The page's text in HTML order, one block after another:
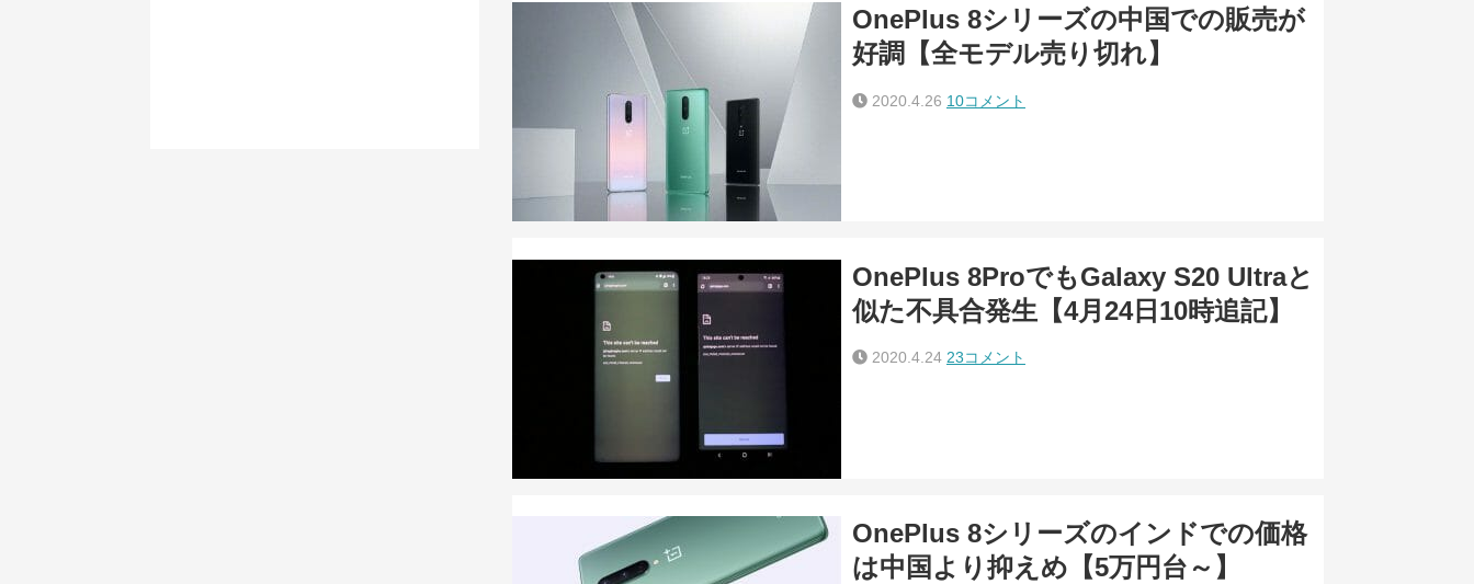
OnePlus 8シリーズの中国での販売が
好調【全モデル売り切れ】
2020.4.26 10コメント
OnePlus 8ProでもGalaxy S20 Ultraと
似た不具合発生【4月24日10時追記】
2020.4.24 23コメント
OnePlus 8シリーズのインドでの価格
は中国より抑えめ【5万円台～】